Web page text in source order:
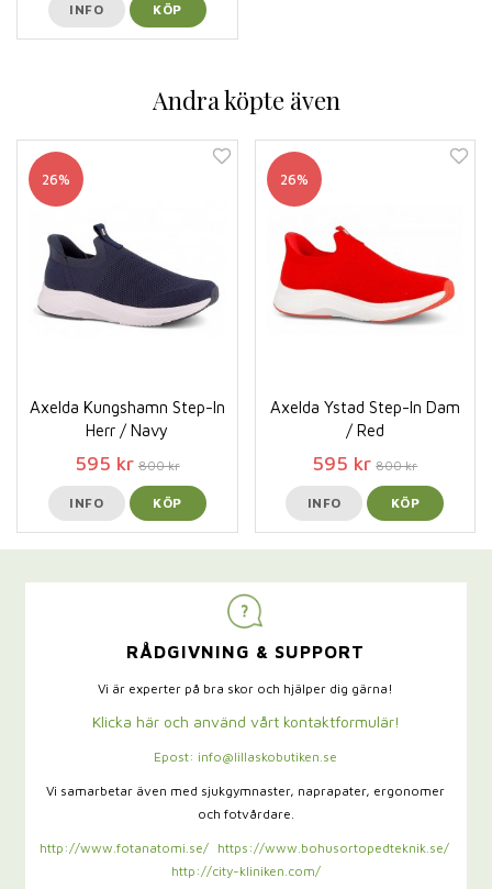
INFO KÖP
Andra köpte även
26%
Axelda Kungshamn Step-In
Herr / Navy
595 kr 800 kr
INFO KÖP
26%
Axelda Ystad Step-In Dam
/ Red
595 kr 800 kr
INFO KÖP
RÅDGIVNING & SUPPORT
Vi är experter på bra skor och hjälper dig gärna!
Klicka här och använd vårt kontaktformulär!
Epost: info@lillaskobutiken.se
Vi samarbetar även med sjukgymnaster, naprapater, ergonomer
och fotvårdare.
http://www.fotanatomi.se/
https://www.bohusortopedteknik.se/
http://city-kliniken.com/